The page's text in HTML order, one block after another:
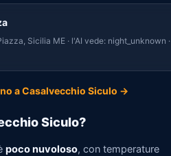
Sicilia ME · l'AI vede: night_unknown ·
a Casalvecchio Siculo →
Siculo?
poco nuvoloso, con temperature